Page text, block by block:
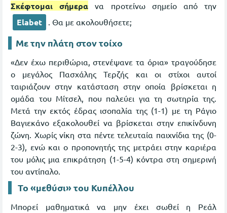
Σκέφτομαι σήμερα να προτείνω σημείο από την
Elabet . Θα με ακολουθήσετε;
Με την πλάτη στον τοίχο
«Δεν έχω περιθώρια, στενέψανε τα όρια» τραγούδησε
ο μεγάλος Πασχάλης Τερζής και οι στίχοι αυτοί
ταιριάζουν στην κατάσταση στην οποία βρίσκεται η
ομάδα του Μίτσελ, που παλεύει για τη σωτηρία της.
Μετά την εκτός έδρας ισοπαλία της (1-1) με τη Ράγιο
Βαγιεκάνο εξακολουθεί να βρίσκεται στην επικίνδυνη
ζώνη. Χωρίς νίκη στα πέντε τελευταία παιχνίδια της (0-
2-3), ενώ και ο προπονητής της μετράει στην καριέρα
του μόλις μια επικράτηση (1-5-4) κόντρα στη σημερινή
του αντίπαλο.
Το «μεθύσι» του Κυπέλλου
Μπορεί μαθηματικά να μην έχει σωθεί η Ρεάλ